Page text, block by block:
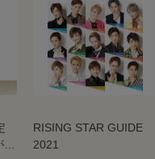
RISING STAR GUIDE
2021